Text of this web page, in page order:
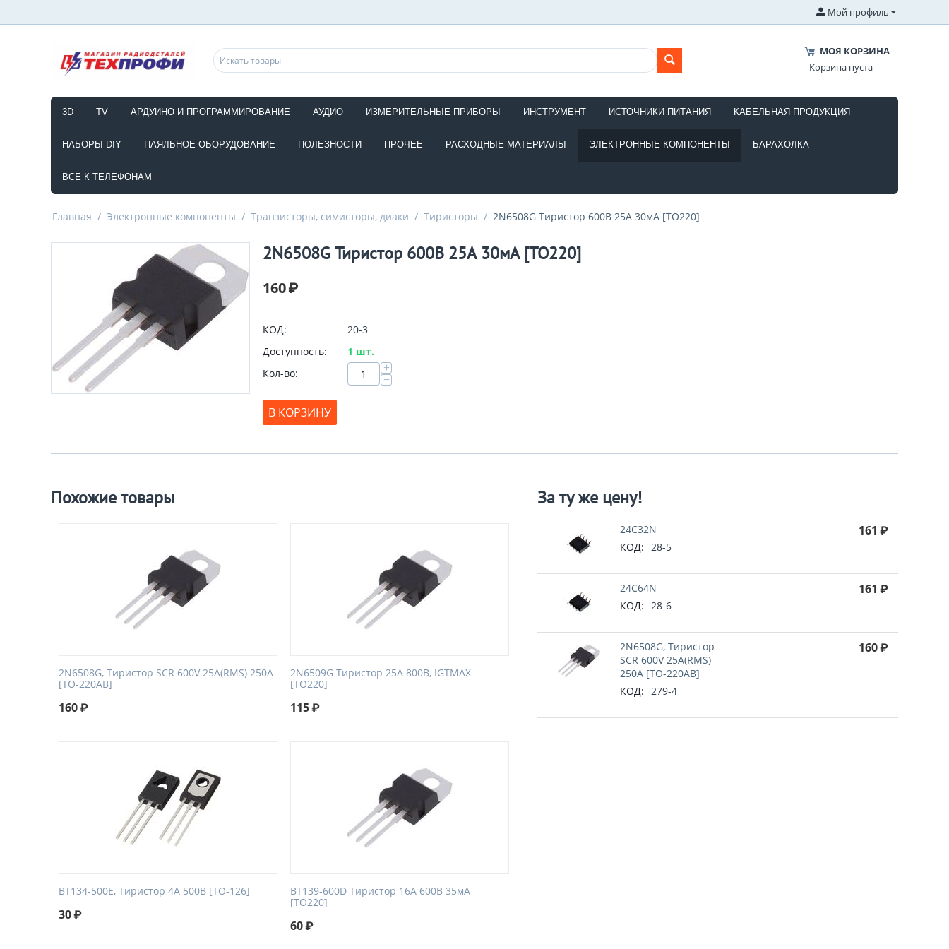
Мой профиль
МОЯ КОРЗИНА
Корзина пуста
3D TV АРДУИНО И ПРОГРАММИРОВАНИЕ АУДИО ИЗМЕРИТЕЛЬНЫЕ ПРИБОРЫ ИНСТРУМЕНТ ИСТОЧНИКИ ПИТАНИЯ КАБЕЛЬНАЯ ПРОДУКЦИЯ
НАБОРЫ DIY ПАЯЛЬНОЕ ОБОРУДОВАНИЕ ПОЛЕЗНОСТИ ПРОЧЕЕ РАСХОДНЫЕ МАТЕРИАЛЫ ЭЛЕКТРОННЫЕ КОМПОНЕНТЫ БАРАХОЛКА
ВСЕ К ТЕЛЕФОНАМ
Главная / Электронные компоненты / Транзисторы, симисторы, диаки / Тиристоры / 2N6508G Тиристор 600В 25А 30мА [TO220]
2N6508G Тиристор 600В 25А 30мА [TO220]
160₽
КОД:
20-3
Доступность:
1 шт.
Кол-во:
+
−
В КОРЗИНУ
Похожие товары
2N6508G, Тиристор SCR 600V 25A(RMS) 250A
[TO-220AB]
160₽
2N6509G Тиристор 25A 800В, IGTMAX
[TO220]
115₽
BT134-500E, Тиристор 4А 500В [TO-126]
30₽
BT139-600D Тиристор 16А 600В 35мА
[TO220]
60₽
За ту же цену!
24C32N
КОД: 28-5
161 ₽
24C64N
КОД: 28-6
161 ₽
2N6508G, Тиристор
SCR 600V 25A(RMS)
250A [TO-220AB]
КОД: 279-4
160₽